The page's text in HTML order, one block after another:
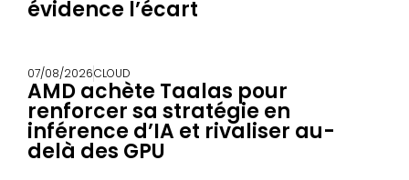
évidence l’écart
07/08/2026CLOUD
AMD achète Taalas pour
renforcer sa stratégie en
inférence d’IA et rivaliser au-
delà des GPU